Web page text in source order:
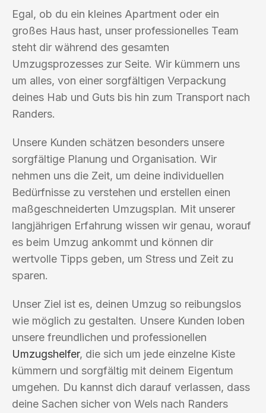
Egal, ob du ein kleines Apartment oder ein
großes Haus hast, unser professionelles Team
steht dir während des gesamten
Umzugsprozesses zur Seite. Wir kümmern uns
um alles, von einer sorgfältigen Verpackung
deines Hab und Guts bis hin zum Transport nach
Randers.
Unsere Kunden schätzen besonders unsere
sorgfältige Planung und Organisation. Wir
nehmen uns die Zeit, um deine individuellen
Bedürfnisse zu verstehen und erstellen einen
maßgeschneiderten Umzugsplan. Mit unserer
langjährigen Erfahrung wissen wir genau, worauf
es beim Umzug ankommt und können dir
wertvolle Tipps geben, um Stress und Zeit zu
sparen.
Unser Ziel ist es, deinen Umzug so reibungslos
wie möglich zu gestalten. Unsere Kunden loben
unsere freundlichen und professionellen
Umzugshelfer, die sich um jede einzelne Kiste
kümmern und sorgfältig mit deinem Eigentum
umgehen. Du kannst dich darauf verlassen, dass
deine Sachen sicher von Wels nach Randers